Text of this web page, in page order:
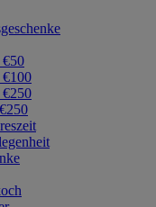
€50
€100
€250